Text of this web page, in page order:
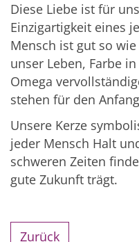
Diese Liebe ist für
Einzigartigkeit eines
Mensch ist gut so
unser Leben, Farbe
Omega
stehen für den
Unsere Kerze
jeder Mensch Halt
schweren Zeiten
gute Zukunft trägt.
Zurück